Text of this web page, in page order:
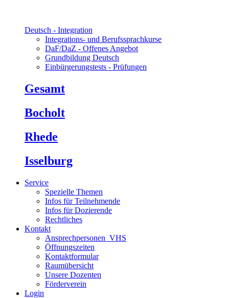
Deutsch - Integration
Integrations- und Berufssprachkurse
DaF/DaZ - Offenes Angebot
Grundbildung Deutsch
Einbürgerungstests - Prüfungen
Gesamt
Bocholt
Rhede
Isselburg
Service
Spezielle Themen
Infos für Teilnehmende
Infos für Dozierende
Rechtliches
Kontakt
Ansprechpersonen_VHS
Öffnungszeiten
Kontaktformular
Raumübersicht
Unsere Dozenten
Förderverein
Login